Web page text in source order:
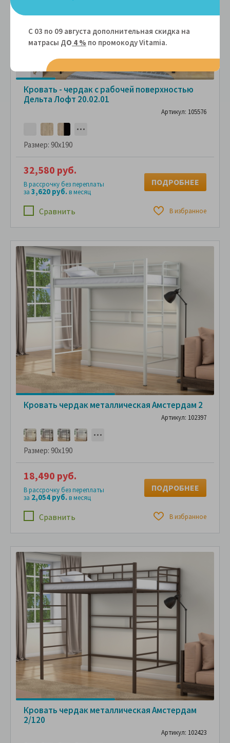
Кровать - чердак с рабочей поверхностью
Дельта Лофт 20.02.01
Артикул: 105576
Размер: 90x190
Сравнить В избранное
32,580 руб.
В рассрочку без переплаты
за 3,620 руб.в месяц
ПОДРОБНЕЕ
Кровать чердак металлическая Амстердам 2
Артикул: 102397
Размер: 90x190
Сравнить В избранное
18,490 руб.
В рассрочку без переплаты
за 2,054 руб.в месяц
ПОДРОБНЕЕ
Кровать чердак металлическая Амстердам
2/120
Артикул: 102423
С 03 по 09 августа дополнительная скидка на
матрасы ДО 4 % по промокоду Vitamiа.